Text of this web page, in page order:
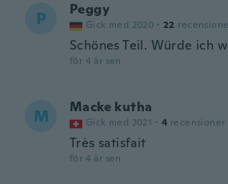
P Peggy
Gick med 2020 · 22
Schönes Teil. Würde ich
för 4 år sen
M Macke kutha
Gick med 2021 · 4 recensioner
Très satisfait
för 4 år sen